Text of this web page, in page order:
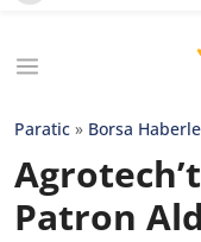
Paratic » Borsa
Patron